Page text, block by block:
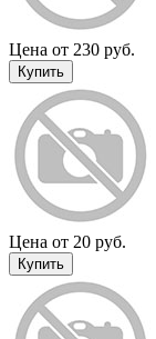
Цена от 230 руб.
Купить
Цена от 20 руб.
Купить